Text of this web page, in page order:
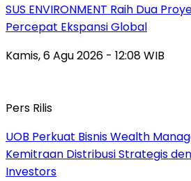
SUS ENVIRONMENT Raih Dua
Percepat Ekspansi Global
Kamis, 6 Agu 2026 - 12:08 WIB
Pers Rilis
UOB Perkuat Bisnis Wealth
Kemitraan Distribusi Strategis
Investors